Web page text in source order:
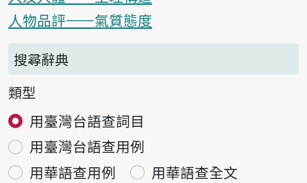
人物品評——氣質態度
搜尋辭典
類型
用臺灣台語查詞目
用臺灣台語查用例
用華語查用例
用華語查全文